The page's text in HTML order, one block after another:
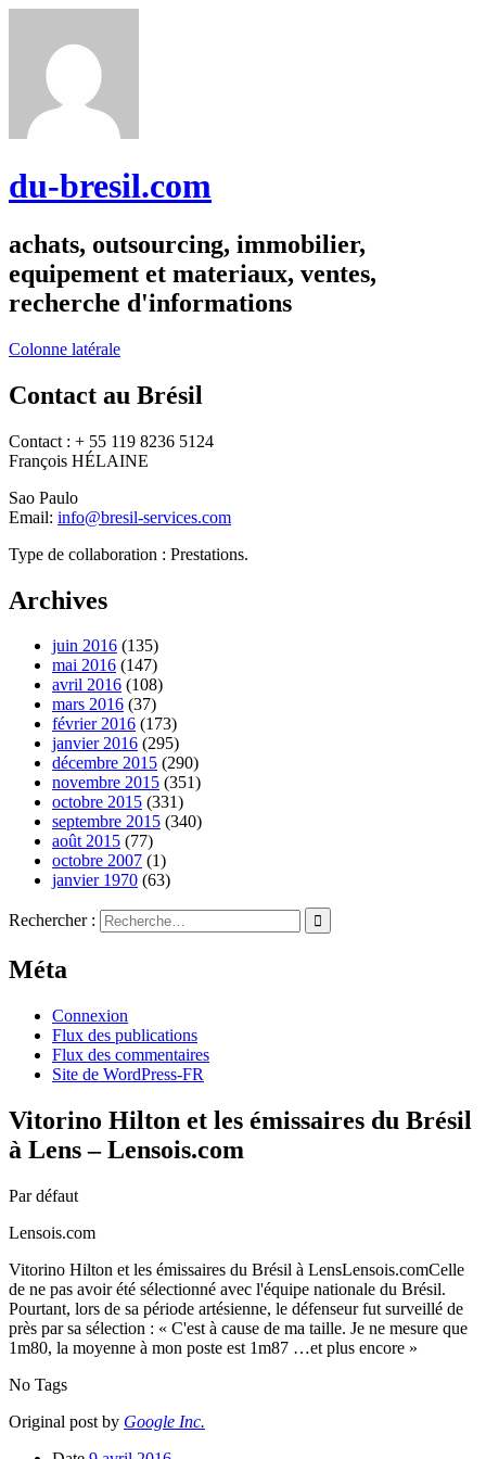
du-bresil.com
achats, outsourcing, immobilier,
equipement et materiaux, ventes,
recherche d'informations
Colonne latérale
Contact au Brésil
Contact : + 55 119 8236 5124
François HÉLAINE
Sao Paulo
Email: info@bresil-services.com
Type de collaboration : Prestations.
Archives
juin 2016 (135)
mai 2016 (147)
avril 2016 (108)
mars 2016 (37)
février 2016 (173)
janvier 2016 (295)
décembre 2015 (290)
novembre 2015 (351)
octobre 2015 (331)
septembre 2015 (340)
août 2015 (77)
octobre 2007 (1)
janvier 1970 (63)
Rechercher :
Méta
Connexion
Flux des publications
Flux des commentaires
Site de WordPress-FR
Vitorino Hilton et les émissaires du Brésil
à Lens – Lensois.com
Par défaut
Lensois.com
Vitorino Hilton et les émissaires du Brésil à LensLensois.comCelle
de ne pas avoir été sélectionné avec l'équipe nationale du Brésil.
Pourtant, lors de sa période artésienne, le défenseur fut surveillé de
près par sa sélection : « C'est à cause de ma taille. Je ne mesure que
1m80, la moyenne à mon poste est 1m87 …et plus encore »
No Tags
Original post by Google Inc.